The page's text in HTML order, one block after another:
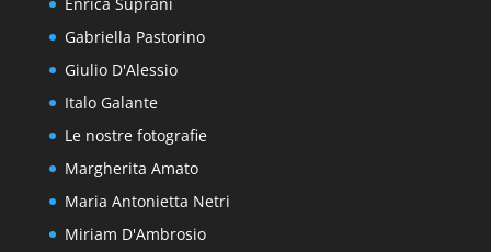
Gabriella Pastorino
Giulio D'Alessio
Italo Galante
Le nostre fotografie
Margherita Amato
Maria Antonietta Netri
Miriam D'Ambrosio